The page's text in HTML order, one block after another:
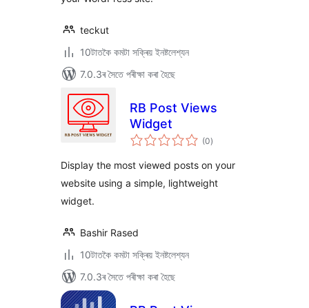
teckut
10টাতকৈ কমটা সক্ৰিয় ইনষ্টলেশ্যন
7.0.3ৰ সৈতে পৰীক্ষা কৰা হৈছে
RB Post Views
Widget
(0টা
মুঠ)
Display the most viewed posts on your
website using a simple, lightweight
widget.
Bashir Rased
10টাতকৈ কমটা সক্ৰিয় ইনষ্টলেশ্যন
7.0.3ৰ সৈতে পৰীক্ষা কৰা হৈছে